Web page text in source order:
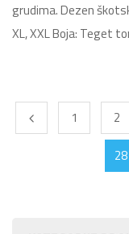
grudima. Dezen
XL, XXL Boja: Teget
1 2
28